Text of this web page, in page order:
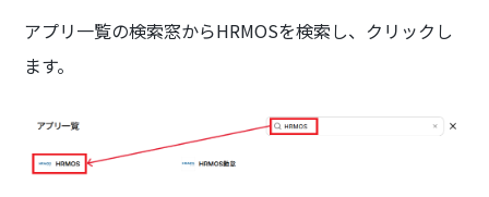
アプリ一覧の検索窓からHRMOSを検索し、クリックし
ます。